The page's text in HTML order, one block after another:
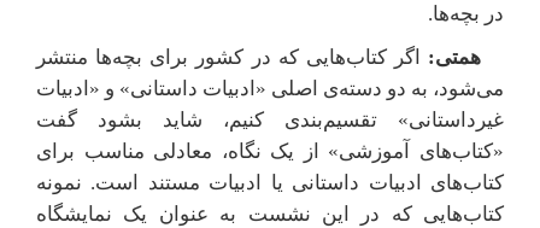
در بچه‌ها.
همتی:
اگر کتاب‌هایی که در کشور برای بچه‌ها منتشر
می‌شود، به دو دسته‌ی اصلی «ادبیات داستانی» و «ادبیات
غیرداستانی» تقسیم‌بندی کنیم، شاید بشود گفت
«کتاب‌های آموزشی» از یک نگاه، معادلی مناسب برای
کتاب‌های ادبیات داستانی یا ادبیات مستند است. نمونه
کتاب‌هایی که در این نشست به عنوان یک نمایشگاه